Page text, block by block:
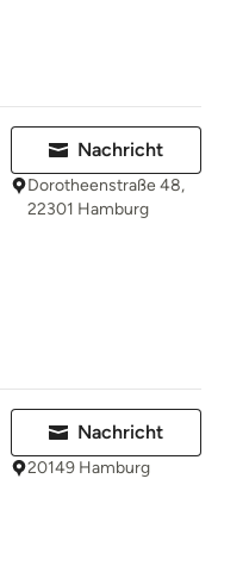
Nachricht
Dorotheenstraße 48,
22301 Hamburg
Nachricht
20149 Hamburg